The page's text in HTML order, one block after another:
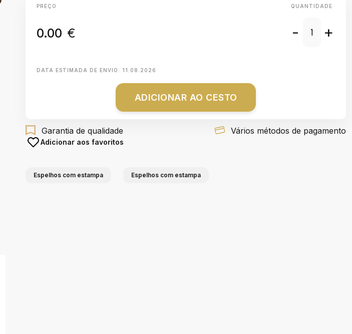
PREÇO
0.00 €
QUANTIDADE
- +
DATA ESTIMADA DE ENVIO: 11.08.2026
ADICIONAR AO CESTO
Garantia de qualidade Vários métodos de pagamento
Adicionar aos favoritos
Espelhos com estampa Espelhos com estampa